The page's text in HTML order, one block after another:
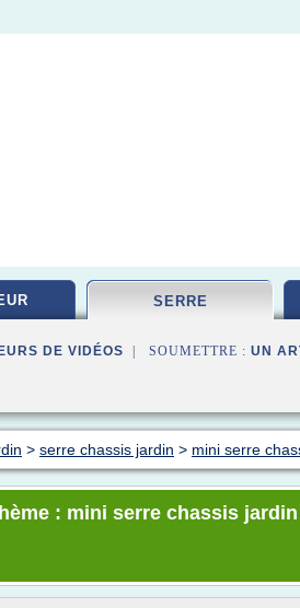
SERRE
DE VIDÉOS | SOUMETTRE : UN
> serre chassis jardin > mini serre
: mini serre chassis jardin